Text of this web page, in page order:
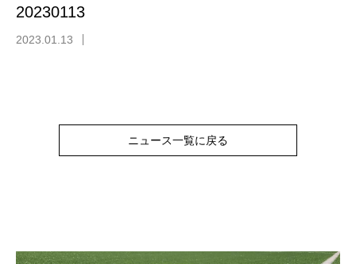
20230113
2023.01.13
ニュース一覧に戻る